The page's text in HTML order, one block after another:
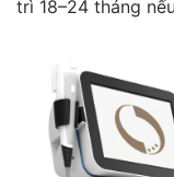
trì 18–24 tháng